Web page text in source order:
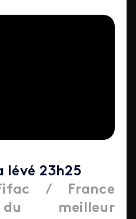
lévé 23h25
/ France
du meilleur